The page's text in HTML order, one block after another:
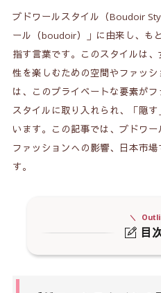
ブドワールスタイル（Boudoir
ール（boudoir）」に由来し、も
指す言葉です。このスタイルは
性を楽しむための空間やファッ
は、このプライベートな要素が
スタイルに取り入れられ、「隠
います。この記事では、ブドワ
ファッションへの影響、日本市
す。
目